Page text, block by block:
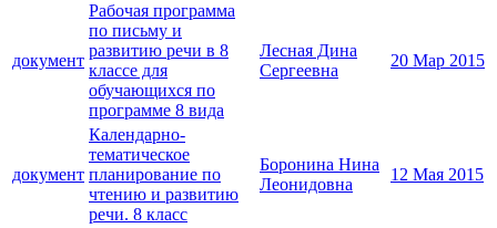
документ
Рабочая программа
по письму и
развитию речи в 8
классе для
обучающихся по
программе 8 вида
Лесная Дина
Сергеевна
20 Мар 2015
документ
Календарно-
тематическое
планирование по
чтению и развитию
речи. 8 класс
Боронина Нина
Леонидовна
12 Мая 2015